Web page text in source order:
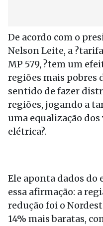
De acordo com o
Nelson Leite, a
MP 579, ?tem um
regiões mais pobres
sentido de fazer
regiões, jogando a
uma equalização
elétrica?.
Ele aponta dados do
essa afirmação: a
redução foi o
14% mais baratas,